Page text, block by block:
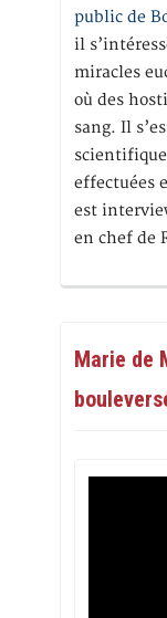
public de
il
miracles
où des
sang. Il
effectuées
est
en chef de
Marie de